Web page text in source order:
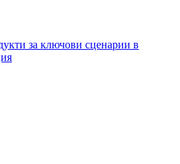
за ключови сценарии в